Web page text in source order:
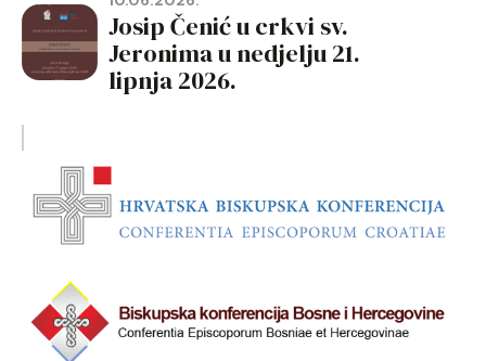
Josip Čenić u crkvi sv.
Jeronima u nedjelju 21.
lipnja 2026.